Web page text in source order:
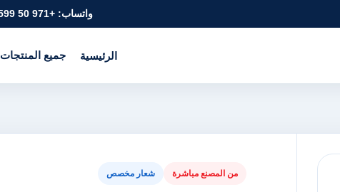
واتساب: +971 50 599 2087
الرئيسية جميع المنتجات
من المصنع مباشرة شعار مخصص